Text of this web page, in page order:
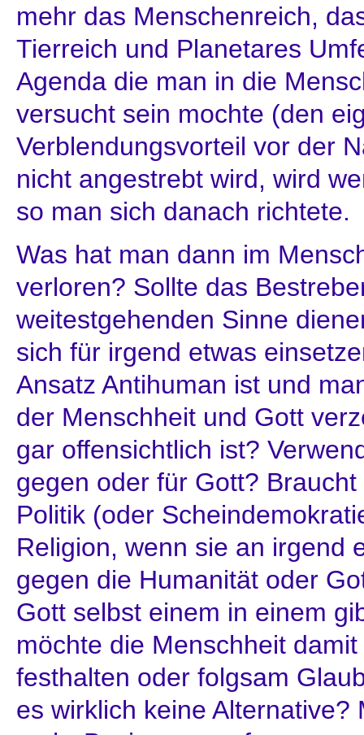
mehr das Menschenreich,
Tierreich und Planetares
Agenda die man in die
versucht sein mochte (den
Verblendungsvorteil vor der
nicht angestrebt wird, wird
so man sich danach richtete.
Was hat man dann im
verloren? Sollte das
weitestgehenden Sinne
sich für irgend etwas
Ansatz Antihuman ist und
der Menschheit und Gott
gar offensichtlich ist?
gegen oder für Gott?
Politik (oder
Religion, wenn sie an irgend
gegen die Humanität oder
Gott selbst einem in einem
möchte die Menschheit
festhalten oder folgsam
es wirklich keine Alternative?